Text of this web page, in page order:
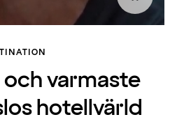
varmaste
hotellvärld